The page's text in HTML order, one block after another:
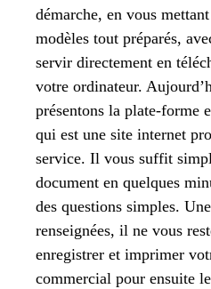
démarche, en vous
modèles tout préparés,
servir directement en
votre ordinateur.
présentons la plate-forme
qui est une site internet
service. Il vous suffit
document en quelques
des questions simples.
renseignées, il ne vous
enregistrer et imprimer
commercial pour ensuite